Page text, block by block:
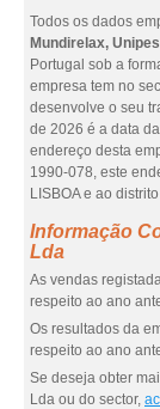
Todos os dados
Mundirelax,
Portugal sob a
empresa tem no
desenvolve o seu
de 2026 é a data
endereço desta
1990-078, este
LISBOA e ao
Informação
Lda
As vendas
respeito ao ano
Os resultados da
respeito ao ano
Se deseja obter
Lda ou do sector,